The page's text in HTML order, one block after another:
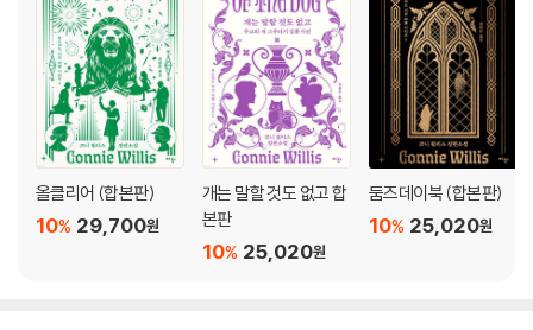
올클리어 (합본판)
29,700원
10%
개는 말할 것도 없고 합
본판
25,020원
10%
둠즈데이북 (합본판)
25,020원
10%